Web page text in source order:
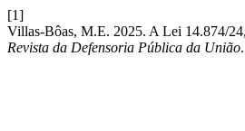
[1]
Villas-Bôas, M.E. 2025. A Lei 14.874/
Revista da Defensoria Pública da União